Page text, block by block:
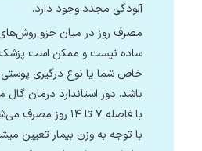
آلودگی مجدد وجود دارد.
مصرف روز در میان جزو
ساده نیست و ممکن است پزشک
خاص شما یا نوع درگیری
باشد. دوز استاندارد درمان گال
با فاصله ۷ تا ۱۴
با توجه به وزن بیمار تعیین